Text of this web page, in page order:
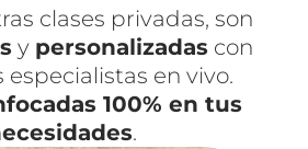
clases privadas, son
y personalizadas con
especialistas en vivo.
100% en tus
.